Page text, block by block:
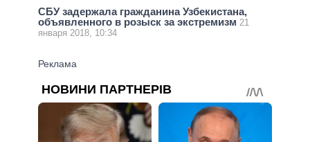
СБУ задержала гражданина Узбекистана,
объявленного в розыск за экстремизм 21
января 2018, 10:34